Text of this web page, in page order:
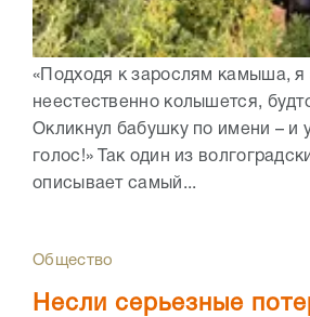
«Подходя к зарослям камыша,
неестественно колышется,
Окликнул бабушку по имени – и
голос!» Так один из
описывает самый...
Общество
Несли серьезные